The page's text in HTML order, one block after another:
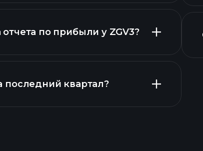
финансовые отчеты ZGV3
по прибыли у ZGV3?
последний квартал?